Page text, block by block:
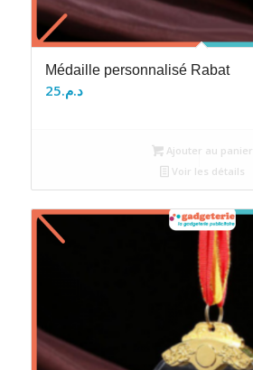
Médaille personnalisé Rabat
د.م.25
Ajouter au panier
Voir les détails